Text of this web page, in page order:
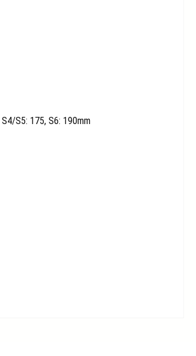
S5: 175, S6: 190mm